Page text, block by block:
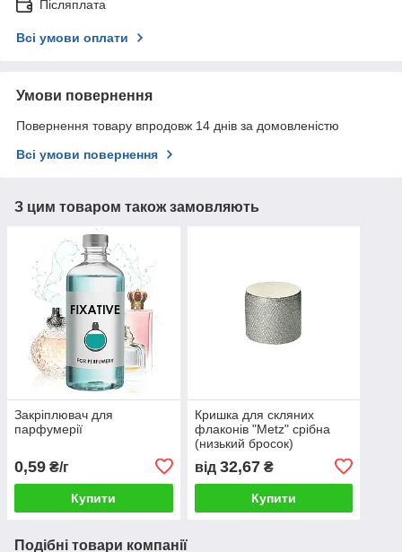
Післяплата
Всі умови оплати
Умови повернення
Повернення товару впродовж 14 днів за домовленістю
Всі умови повернення
З цим товаром також замовляють
Закріплювач для
парфумерії
0,59 ₴/г
Купити
Кришка для скляних
флаконів "Metz" срібна
(низький бросок)
від 32,67₴
Купити
Подібні товари компанії